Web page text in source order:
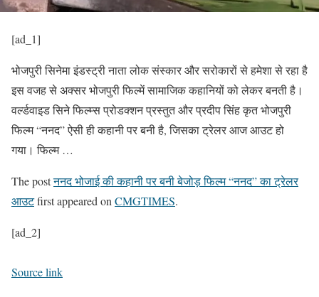
[ad_1]
भोजपुरी सिनेमा इंडस्ट्री नाता लोक संस्कार और सरोकारों से हमेशा से रहा है
इस वजह से अक्सर भोजपुरी फिल्में सामाजिक कहानियों को लेकर बनती है।
वर्ल्डवाइड सिने फिल्म्स प्रोडक्शन प्रस्तुत और प्रदीप सिंह कृत भोजपुरी
फिल्म “ननद” ऐसी ही कहानी पर बनी है, जिसका ट्रेलर आज आउट हो
गया। फिल्म …
The postननद भोजाई की कहानी पर बनी बेजोड़ फिल्म “ननद” का ट्रेलर
आउटfirst appeared on CMGTIMES.
[ad_2]
Source link